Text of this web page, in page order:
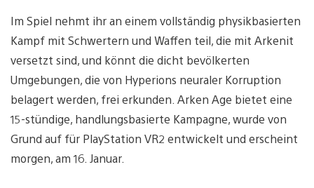
Im Spiel nehmt ihr an einem vollständig physikbasierten
Kampf mit Schwertern und Waffen teil, die mit Arkenit
versetzt sind, und könnt die dicht bevölkerten
Umgebungen, die von Hyperions neuraler Korruption
belagert werden, frei erkunden. Arken Age bietet eine
15-stündige, handlungsbasierte Kampagne, wurde von
Grund auf für PlayStation VR2 entwickelt und erscheint
morgen, am 16. Januar.